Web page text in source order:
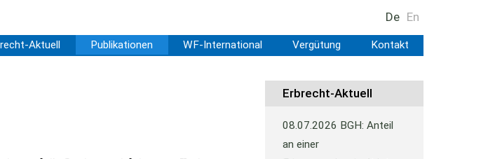
De En
Aktuell Publikationen WF-International Vergütung Kontakt
Erbrecht-Aktuell
08.07.2026 BGH: Anteil
an einer